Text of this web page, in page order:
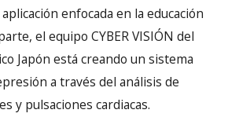
enfocada en la educación
el equipo CYBER VISIÓN del
Japón está creando un sistema
a través del análisis de
y pulsaciones cardiacas.